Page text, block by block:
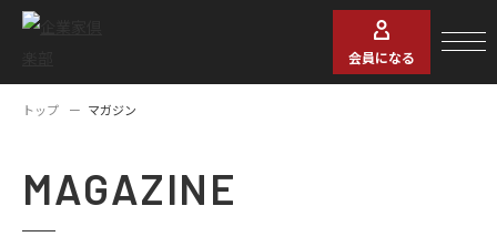
会員になる
トップ マガジン
MAGAZINE